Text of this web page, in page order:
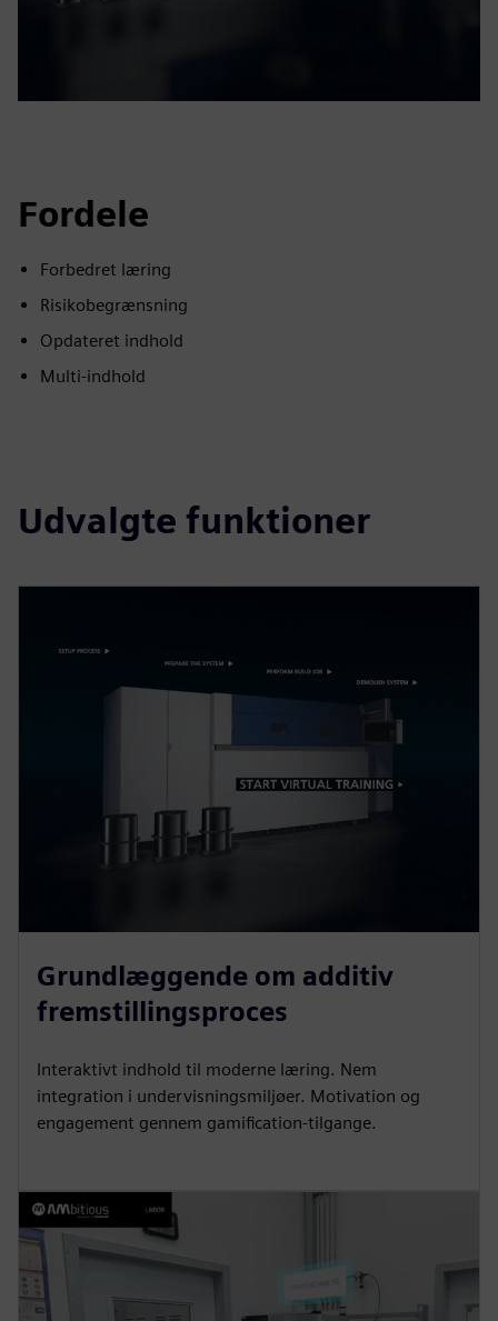
Fordele
Forbedret læring
Risikobegrænsning
Opdateret indhold
Multi-indhold
Udvalgte funktioner
Grundlæggende om additiv
fremstillingsproces
Interaktivt indhold til moderne læring. Nem
integration i undervisningsmiljøer. Motivation og
engagement gennem gamification-tilgange.